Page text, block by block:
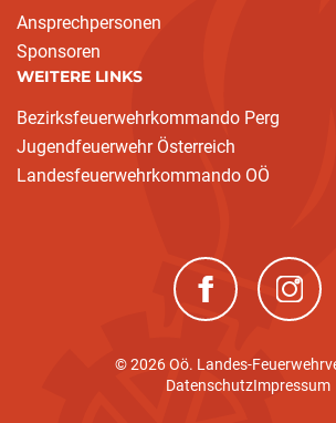
Ansprechpersonen
Sponsoren
WEITERE LINKS
Bezirksfeuerwehrkommando Perg
Jugendfeuerwehr Österreich
Landesfeuerwehrkommando OÖ
(neues Fenster)
© 2026 Oö. Landes-
DatenschutzImpressum